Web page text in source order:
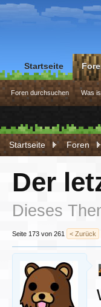
Startseite Foren
Der
Dieses
Seite 173 von 261 < Zurück
Startseite
Foren durchsuchen Was